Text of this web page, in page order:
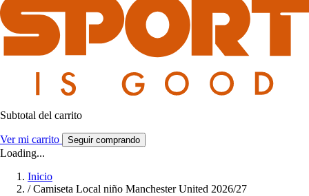
Subtotal del carrito
Ver mi carrito Seguir comprando
Loading...
Inicio
/ Camiseta Local niño Manchester United 2026/27